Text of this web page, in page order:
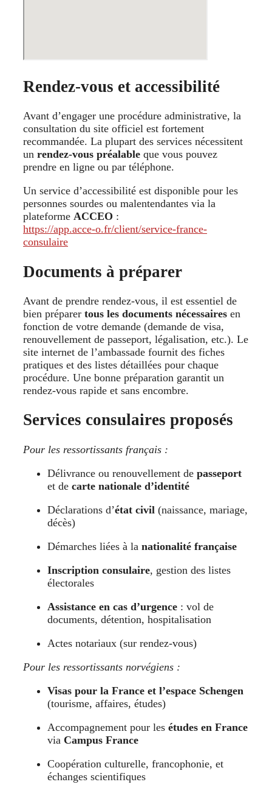
Rendez-vous et accessibilité
Avant d’engager une procédure administrative, la
consultation du site officiel est fortement
recommandée. La plupart des services nécessitent
un rendez-vous préalable que vous pouvez
prendre en ligne ou par téléphone.
Un service d’accessibilité est disponible pour les
personnes sourdes ou malentendantes via la
plateforme ACCEO :
https://app.acce-o.fr/client/service-france-
consulaire
Documents à préparer
Avant de prendre rendez-vous, il est essentiel de
bien préparer tous les documents nécessaires en
fonction de votre demande (demande de visa,
renouvellement de passeport, légalisation, etc.). Le
site internet de l’ambassade fournit des fiches
pratiques et des listes détaillées pour chaque
procédure. Une bonne préparation garantit un
rendez-vous rapide et sans encombre.
Services consulaires proposés
Pour les ressortissants français :
Délivrance ou renouvellement de passeport
et de carte nationale d’identité
Déclarations d’état civil (naissance, mariage,
décès)
Démarches liées à la nationalité française
Inscription consulaire, gestion des listes
électorales
Assistance en cas d’urgence : vol de
documents, détention, hospitalisation
Actes notariaux (sur rendez-vous)
Pour les ressortissants norvégiens :
Visas pour la France et l’espace Schengen
(tourisme, affaires, études)
Accompagnement pour les études en France
via Campus France
Coopération culturelle, francophonie, et
échanges scientifiques